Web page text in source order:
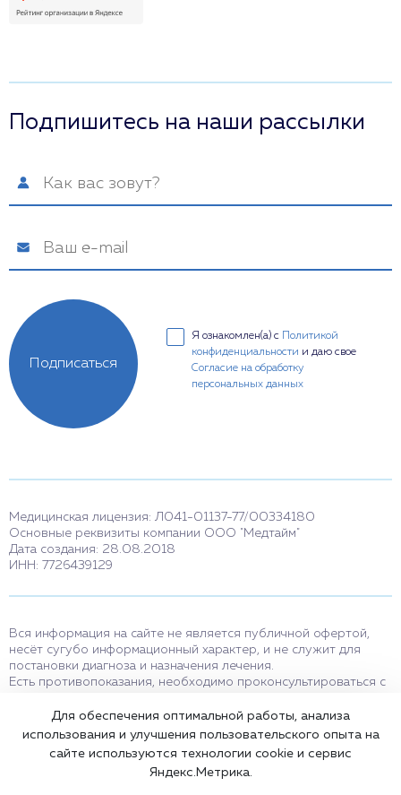
Подпишитесь на наши рассылки
Я ознакомлен(а) с
Политикой
конфиденциальности и даю свое
Согласие на обработку
персональных данных
Подписаться
Медицинская лицензия: Л041-01137-77/00334180
Основные реквизиты компании ООО "Медтайм"
Дата создания: 28.08.2018
ИНН: 7726439129
Вся информация на сайте не является публичной офертой,
несёт сугубо информационный характер, и не служит для
постановки диагноза и назначения лечения.
Есть противопоказания, необходимо проконсультироваться с
мессенджерам и в соцсетях носят исключительно
информационный характер и не являются медицинскими
услугами.
Оставаясь на сайте вы соглашаетесь на использование cookies.
Для обеспечения оптимальной работы, анализа
использования и улучшения пользовательского опыта на
сайте используются технологии cookie и сервис
Яндекс.Метрика.